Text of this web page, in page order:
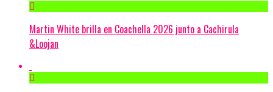
Martin White brilla en Coachella 2026 junto a Cachirula
&Loojan